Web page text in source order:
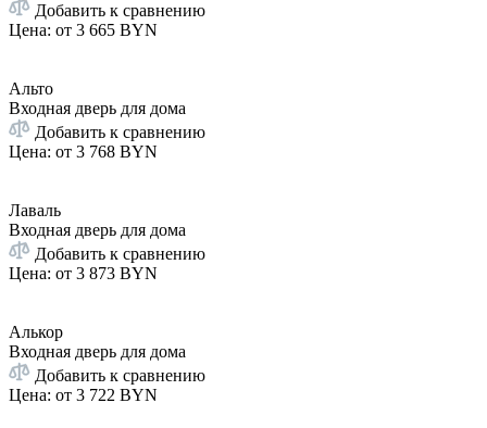
Добавить к сравнению
Цена: от 3 665 BYN
Альто
Входная дверь для дома
Добавить к сравнению
Цена: от 3 768 BYN
Лаваль
Входная дверь для дома
Добавить к сравнению
Цена: от 3 873 BYN
Алькор
Входная дверь для дома
Добавить к сравнению
Цена: от 3 722 BYN